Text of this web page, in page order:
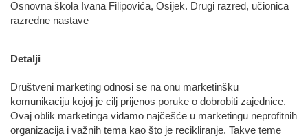
Osnovna škola Ivana Filipovića, Osijek. Drugi razred, učionica
razredne nastave
Detalji
Društveni marketing odnosi se na onu marketinšku
komunikaciju kojoj je cilj prijenos poruke o dobrobiti zajednice.
Ovaj oblik marketinga viđamo najčešće u marketingu neprofitnih
organizacija i važnih tema kao što je recikliranje. Takve teme